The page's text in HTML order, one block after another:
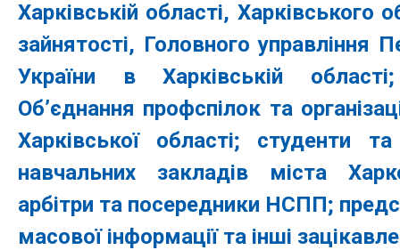
Харківській області, Харківського
зайнятості, Головного управління
України в Харківській
Об’єднання профспілок та
Харківської області; студенти
навчальних закладів міста
арбітри та посередники НСПП;
масової інформації та інші